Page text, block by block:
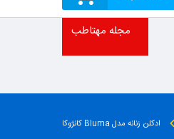
مجله مهتاطب
ادکلن زنانه مدل Bluma کانژوکا